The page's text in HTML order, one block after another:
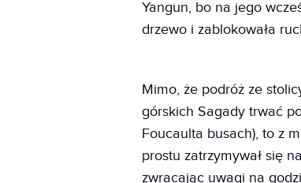
Yangun, bo na jego
drzewo i zablokowała
Mimo, że podróż ze
górskich Sagady trwać
Foucaulta busach), to z
prostu zatrzymywał się
zwracając uwagi na